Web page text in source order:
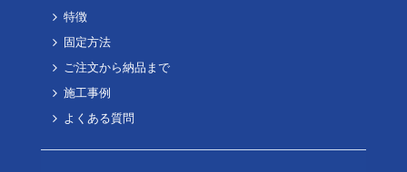
特徴
固定方法
ご注文から納品まで
施工事例
よくある質問